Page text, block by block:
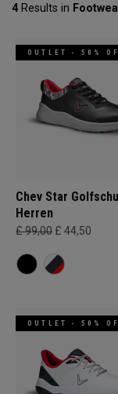
4Results in
OUTLET - 50%
Chev Star
Herren
£ 99,00 £ 44,50
OUTLET - 50%